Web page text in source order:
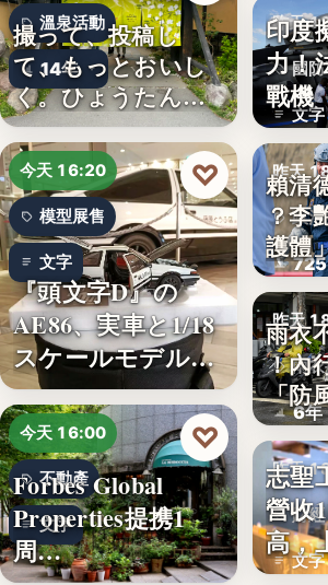
溫泉活動
14年
撮って、投稿し
て、もっとおいし
く。ひょうたん温
泉、お盆の…
今天 16:20
模型展售
文字
『頭文字D』の
AE86、実車と1/18
スケールモデルが
「…
♡
今天 16:00
不動產
文字
Forbes Global
Properties提携1
周…
♡
文字
昨天
國
文字
印度
力！
戰機
產」
昨天
政
725
賴清
？李
護體
秀…
昨天
雨
6年
雨衣
！內
「防
穿…
昨天
財經
文字
志聖
營收
高，